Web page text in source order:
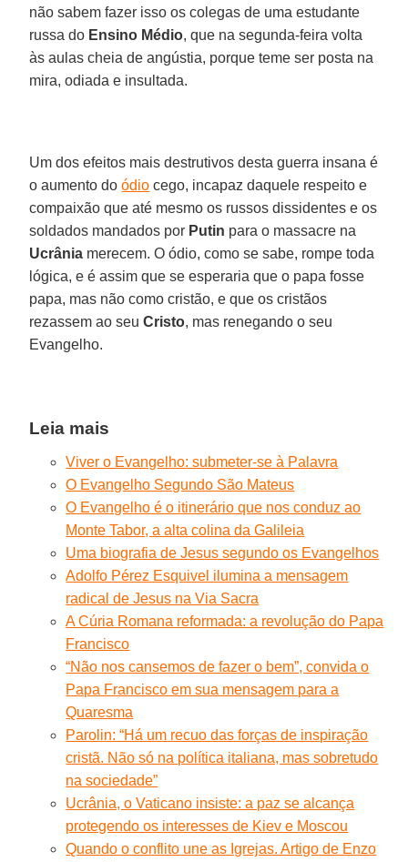
não sabem fazer isso os colegas de uma estudante
russa do Ensino Médio, que na segunda-feira volta
às aulas cheia de angústia, porque teme ser posta na
mira, odiada e insultada.
Um dos efeitos mais destrutivos desta guerra insana é
o aumento doódio cego, incapaz daquele respeito e
compaixão que até mesmo os russos dissidentes e os
soldados mandados por Putin para o massacre na
Ucrânia merecem. O ódio, como se sabe, rompe toda
lógica, e é assim que se esperaria que o papa fosse
papa, mas não como cristão, e que os cristãos
rezassem ao seuCristo, mas renegando o seu
Evangelho.
Leia mais
Viver o Evangelho: submeter-se à Palavra
O Evangelho Segundo São Mateus
O Evangelho é o itinerário que nos conduz ao
Monte Tabor, a alta colina da Galileia
Uma biografia de Jesus segundo os Evangelhos
Adolfo Pérez Esquivel ilumina a mensagem
radical de Jesus na Via Sacra
A Cúria Romana reformada: a revolução do Papa
Francisco
“Não nos cansemos de fazer o bem”, convida o
Papa Francisco em sua mensagem para a
Quaresma
Parolin: “Há um recuo das forças de inspiração
cristã. Não só na política italiana, mas sobretudo
na sociedade”
Ucrânia, o Vaticano insiste: a paz se alcança
protegendo os interesses de Kiev e Moscou
Quando o conflito une as Igrejas. Artigo de Enzo